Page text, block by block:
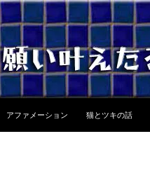
アファメーション 猫とツキの話